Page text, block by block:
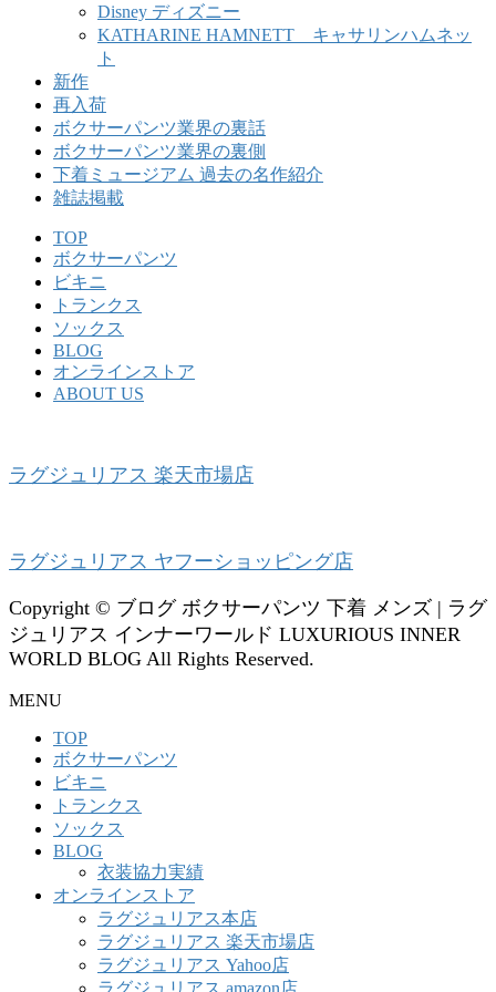
Disney ディズニー
KATHARINE HAMNETT キャサリンハムネッ
ト
新作
再入荷
ボクサーパンツ業界の裏話
ボクサーパンツ業界の裏側
下着ミュージアム 過去の名作紹介
雑誌掲載
TOP
ボクサーパンツ
ビキニ
トランクス
ソックス
BLOG
オンラインストア
ABOUT US
ラグジュリアス 楽天市場店
ラグジュリアス ヤフーショッピング店
Copyright © ブログ ボクサーパンツ 下着 メンズ | ラグ
ジュリアス インナーワールド LUXURIOUS INNER
WORLD BLOG All Rights Reserved.
MENU
TOP
ボクサーパンツ
ビキニ
トランクス
ソックス
BLOG
衣装協力実績
オンラインストア
ラグジュリアス本店
ラグジュリアス 楽天市場店
ラグジュリアス Yahoo店